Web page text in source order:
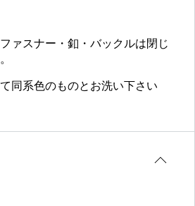
ァスナー・釦・バックルは閉じ
同系色のものとお洗い下さい